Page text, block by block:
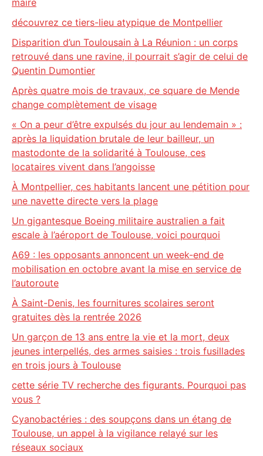
maire
découvrez ce tiers-lieu atypique de Montpellier
Disparition d’un Toulousain à La Réunion : un corps
retrouvé dans une ravine, il pourrait s’agir de celui de
Quentin Dumontier
Après quatre mois de travaux, ce square de Mende
change complètement de visage
« On a peur d’être expulsés du jour au lendemain » :
après la liquidation brutale de leur bailleur, un
mastodonte de la solidarité à Toulouse, ces
locataires vivent dans l’angoisse
À Montpellier, ces habitants lancent une pétition pour
une navette directe vers la plage
Un gigantesque Boeing militaire australien a fait
escale à l’aéroport de Toulouse, voici pourquoi
A69 : les opposants annoncent un week-end de
mobilisation en octobre avant la mise en service de
l’autoroute
À Saint-Denis, les fournitures scolaires seront
gratuites dès la rentrée 2026
Un garçon de 13 ans entre la vie et la mort, deux
jeunes interpellés, des armes saisies : trois fusillades
en trois jours à Toulouse
cette série TV recherche des figurants. Pourquoi pas
vous ?
Cyanobactéries : des soupçons dans un étang de
Toulouse, un appel à la vigilance relayé sur les
réseaux sociaux